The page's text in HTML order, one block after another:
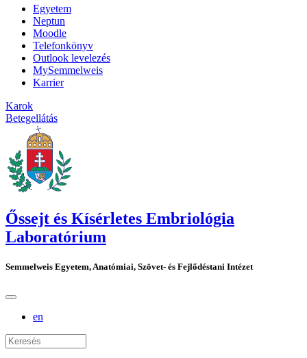
Egyetem
Neptun
Moodle
Telefonkönyv
Outlook levelezés
MySemmelweis
Karrier
Karok
Betegellátás
Őssejt és Kísérletes Embriológia
Laboratórium
Semmelweis Egyetem, Anatómiai, Szövet- és Fejlődéstani Intézet
en